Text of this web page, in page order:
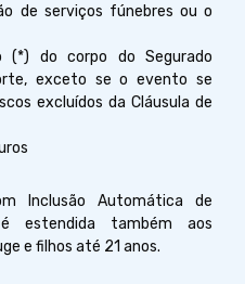
de serviços fúnebres ou o
(*) do corpo do Segurado
exceto se o evento se
excluídos da Cláusula de
Inclusão Automática de
estendida também aos
e filhos até 21 anos.